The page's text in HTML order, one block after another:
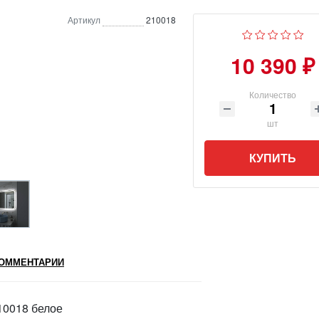
Артикул 210018
10 390 ₽
Количество
шт
КУПИТЬ
белое